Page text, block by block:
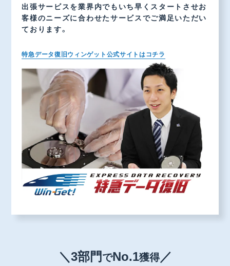
出張サービスを業界内でもいち早くスタートさせお
客様のニーズに合わせたサービスでご満足いただい
ております。
特急データ復旧ウィンゲット公式サイトはコチラ
＼3部門 でNo.1獲得／